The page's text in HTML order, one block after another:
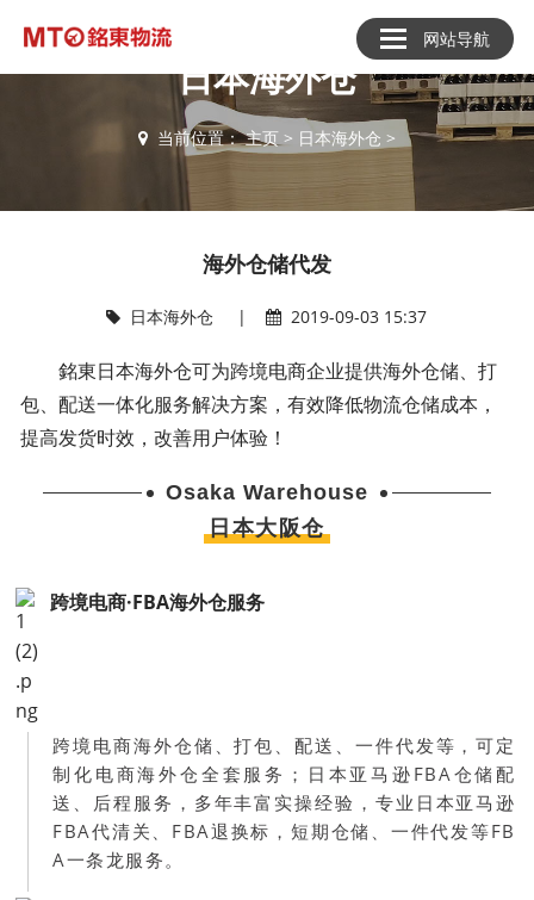
网站导航
日本海外仓
当前位置：主页> 日本海外仓 >
海外仓储代发
日本海外仓 | 2019-09-03 15:37
銘東日本海外仓可为跨境电商企业提供海外仓储、打
包、配送一体化服务解决方案，有效降低物流仓储成本，
提高发货时效，改善用户体验！
Osaka Warehouse
日本大阪仓
跨境电商·FBA海外仓服务
跨境电商海外仓储、打包、配送、一件代发等，可定
制化电商海外仓全套服务；日本亚马逊FBA仓储配
送、后程服务，多年丰富实操经验，专业日本亚马逊
FBA代清关、FBA退换标，短期仓储、一件代发等FB
A一条龙服务。